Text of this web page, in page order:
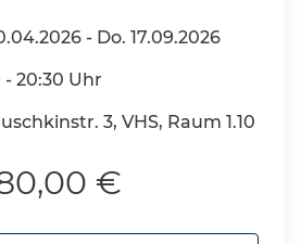
- Do. 17.09.2026
- 20:30 Uhr
3, VHS, Raum 1.10
€